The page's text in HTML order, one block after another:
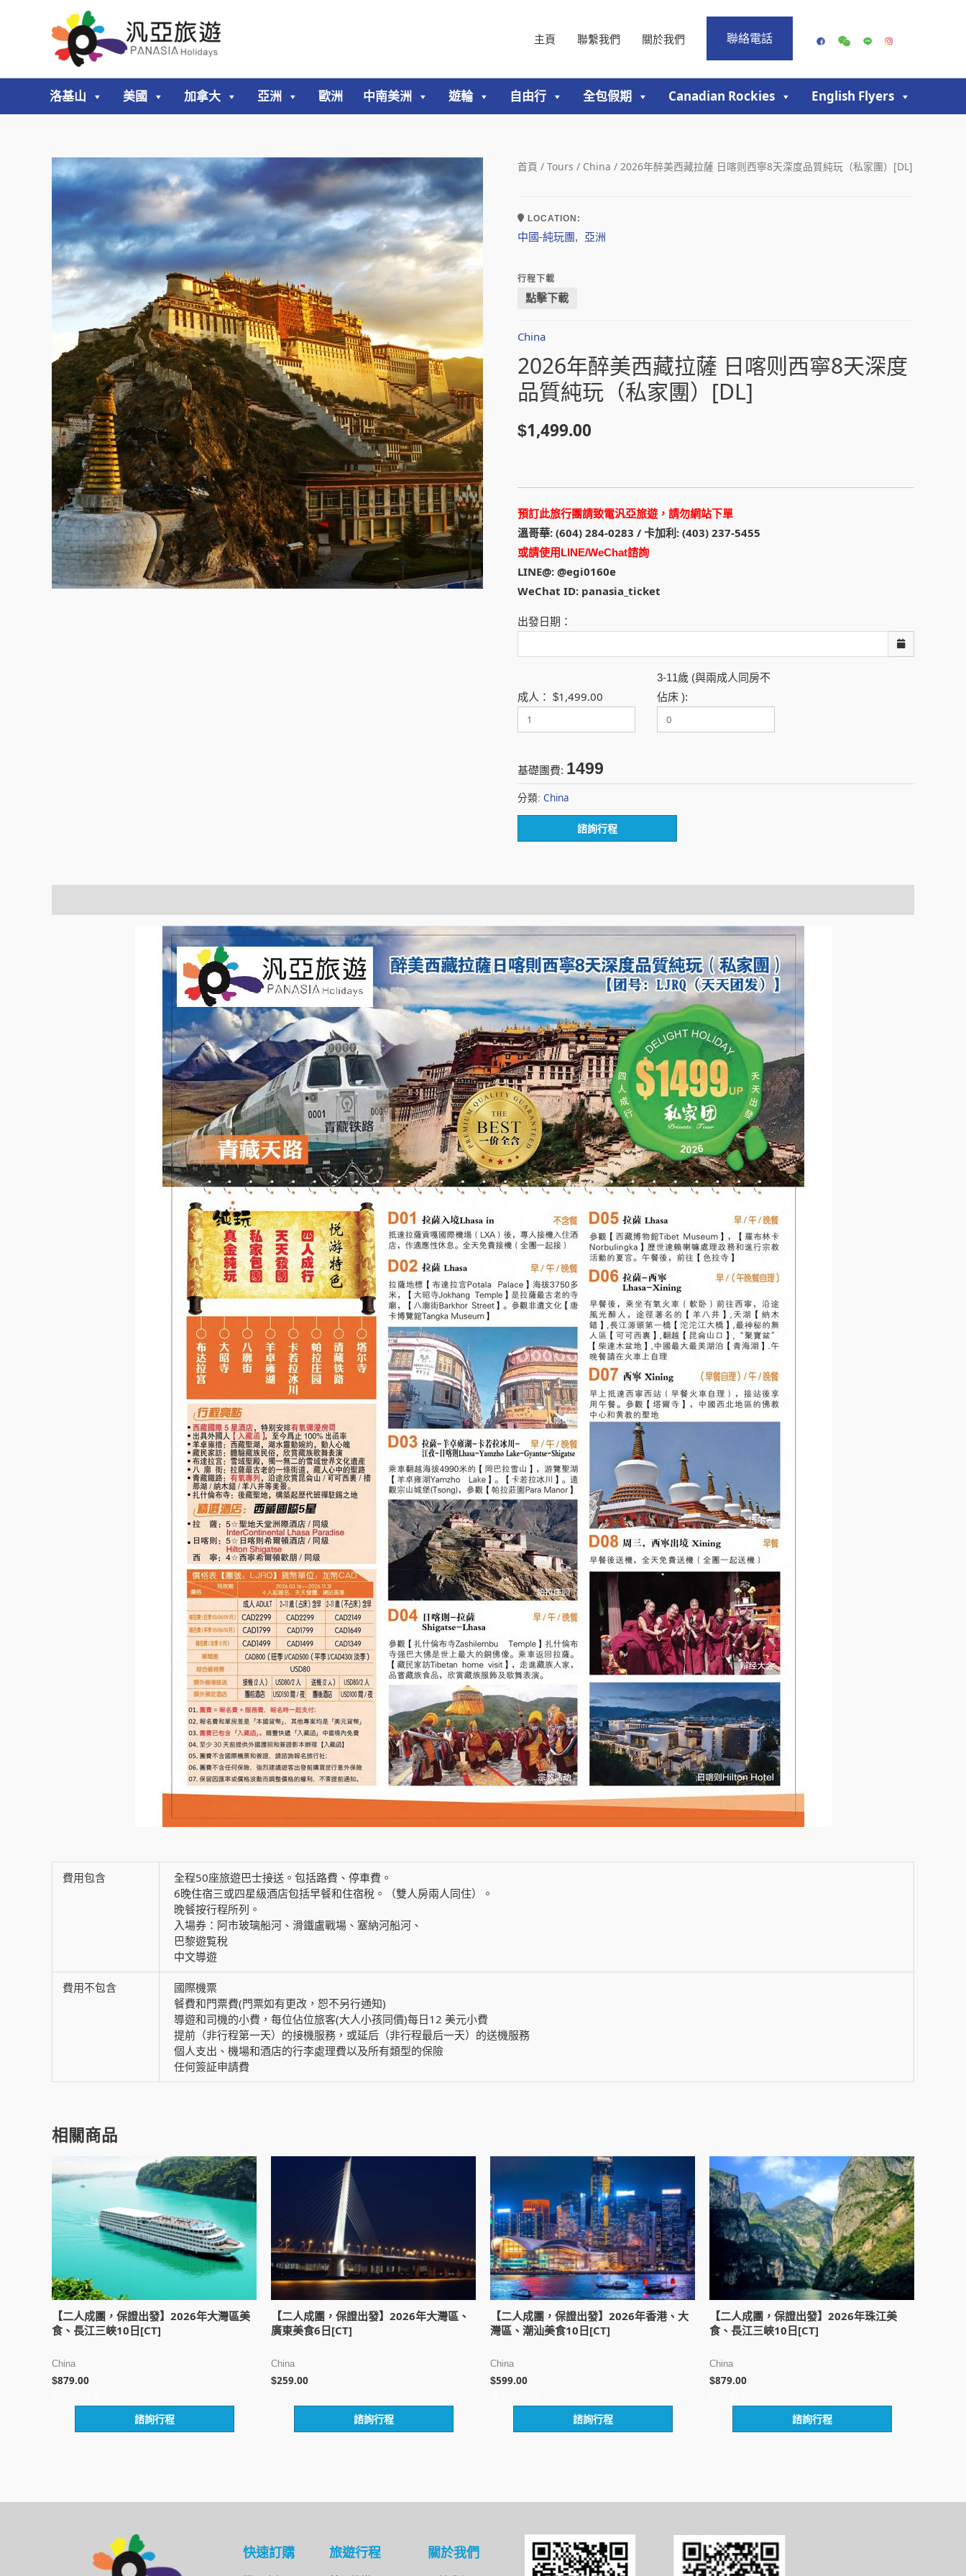
主頁 聯繫我們 關於我們 聯絡電話
洛基山 美國 加拿大 亞洲 歐洲 中南美洲 遊輪 自由行 全包假期 Canadian Rockies English Flyers
首頁 / Tours / China / 2026年醉美西藏拉薩 日喀则西寧8天深度品質純玩（私家團）[DL]
LOCATION:
中國-純玩團, 亞洲
行程下載
點擊下載
China
2026年醉美西藏拉薩 日喀则西寧8天深度
品質純玩（私家團）[DL]
$1,499.00
預訂此旅行團請致電汎亞旅遊，請勿網站下單
溫哥華: (604) 284-0283 / 卡加利: (403) 237-5455
或請使用LINE/WeChat諮詢
LINE@: @egi0160e
WeChat ID: panasia_ticket
出發日期：
成人： $1,499.00
3-11歲 (與兩成人同房不
佔床 ):
基礎團費: 1499
分類: China
諮詢行程
費用包含
全程50座旅遊巴士接送。包括路費、停車費。
6晚住宿三或四星級酒店包括早餐和住宿稅。（雙人房兩人同住）。
晚餐按行程所列。
入場券：阿市玻璃船河、滑鐵盧戰場、塞納河船河、
巴黎遊覧稅
中文導遊
費用不包含
國際機票
餐費和門票費(門票如有更改，恕不另行通知)
導遊和司機的小費，每位佔位旅客(大人小孩同價)每日12 美元小費
提前（非行程第一天）的接機服務，或延后（非行程最后一天）的送機服務
個人支出、機場和酒店的行李處理費以及所有類型的保險
任何簽証申請費
相關商品
【二人成團，保證出發】2026年大灣區美
食、長江三峽10日[CT]
China
$879.00
諮詢行程
【二人成團，保證出發】2026年大灣區、
廣東美食6日[CT]
China
$259.00
諮詢行程
【二人成團，保證出發】2026年香港、大
灣區、潮汕美食10日[CT]
China
$599.00
諮詢行程
【二人成團，保證出發】2026年珠江美
食、長江三峽10日[CT]
China
$879.00
諮詢行程
快速訂購 旅遊行程 關於我們